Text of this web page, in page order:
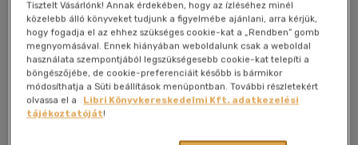
40 db / oldal
Alkalmaz
Összesen6db
Tisztelt Vásárlónk! Annak érdekében, hogy az ízléséhez minél
közelebb álló könyveket tudjunk a figyelmébe ajánlani, arra kérjük,
hogy fogadja el az ehhez szükséges cookie-kat a „Rendben” gomb
megnyomásával. Ennek hiányában weboldalunk csak a weboldal
használata szempontjából legszükségesebb cookie-kat telepíti a
böngészőjébe, de cookie-preferenciáit később is bármikor
módosíthatja a Süti beállítások menüpontban. További részletekért
olvassa el a
Libri Könyvkereskedelmi Kft. adatkezelési
tájékoztatóját!